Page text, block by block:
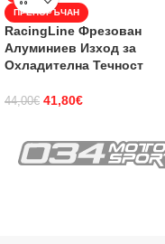
ПРЕПОРЪЧАН
RacingLine Фрезован
Алуминиев Изход за
Охладителна Течност
44,00€ 41,80€